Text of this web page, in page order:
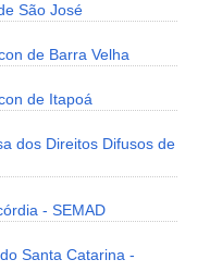
São José
de Barra Velha
de Itapoá
dos Direitos Difusos de
- SEMAD
Santa Catarina -